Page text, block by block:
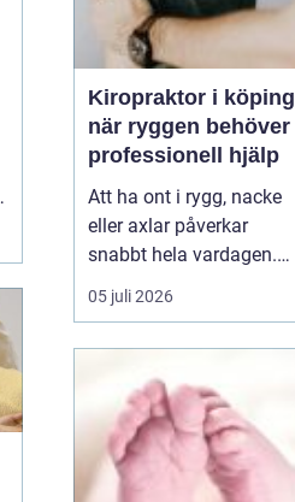
Kiropraktor i köping
när ryggen behöver
professionell hjälp
Att ha ont i rygg, nacke
eller axlar påverkar
snabbt hela vardagen.
Sömn, arbete, träning
och humör hänger ihop
därför en kiropraktor
Köping när värken inte
längre går över av sig
själv, eller när
05 juli 2026